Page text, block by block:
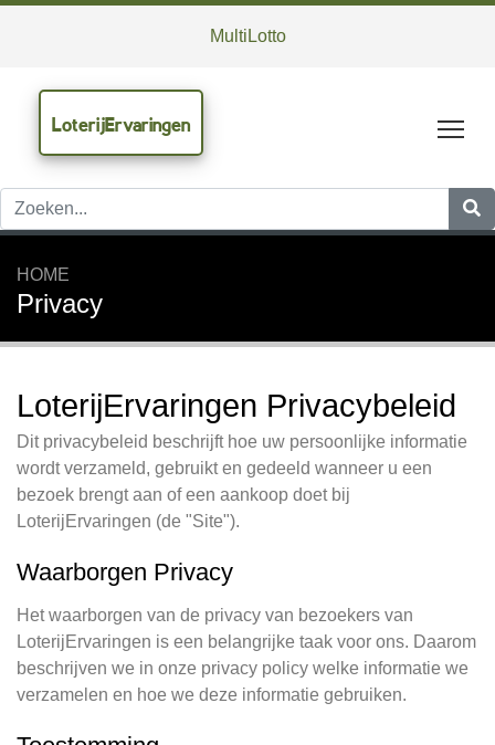
MultiLotto
LoterijErvaringen
HOME
Privacy
LoterijErvaringen Privacybeleid
Dit privacybeleid beschrijft hoe uw persoonlijke informatie
wordt verzameld, gebruikt en gedeeld wanneer u een
bezoek brengt aan of een aankoop doet bij
LoterijErvaringen (de "Site").
Waarborgen Privacy
Het waarborgen van de privacy van bezoekers van
LoterijErvaringen is een belangrijke taak voor ons. Daarom
beschrijven we in onze privacy policy welke informatie we
verzamelen en hoe we deze informatie gebruiken.